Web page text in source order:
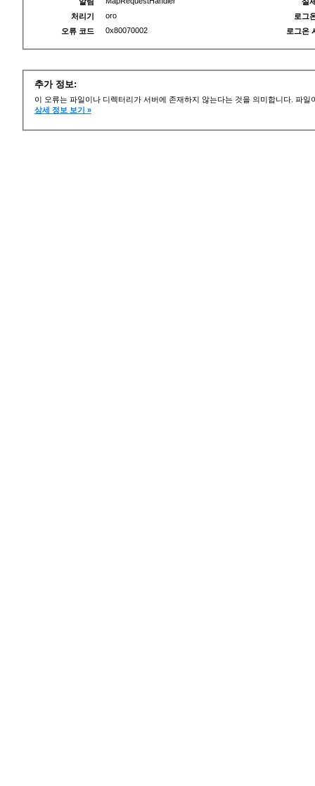
처리기
oro
오류 코드
0x80070002
로그
로그온
추가 정보:
이 오류는 파일이나 디렉터리가 서버에 존재하지 않는다는 것을 의미합니다. 파
상세 정보 보기 »